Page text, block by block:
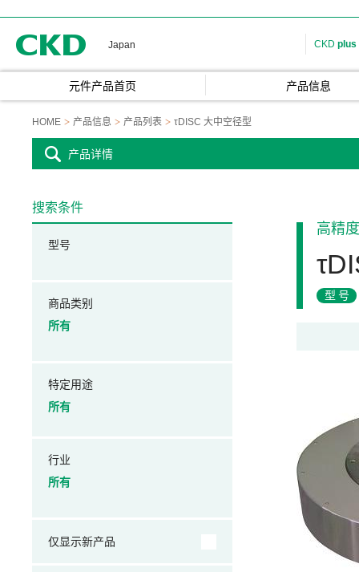
Japan CKD plus
元件产品首页 产品信息
HOME 产品信息 产品列表 τDISC 大中空径型
产品详情
高精
型号
搜索条件
型号
商品类别
所有
特定用途
所有
行业
所有
仅显示新产品